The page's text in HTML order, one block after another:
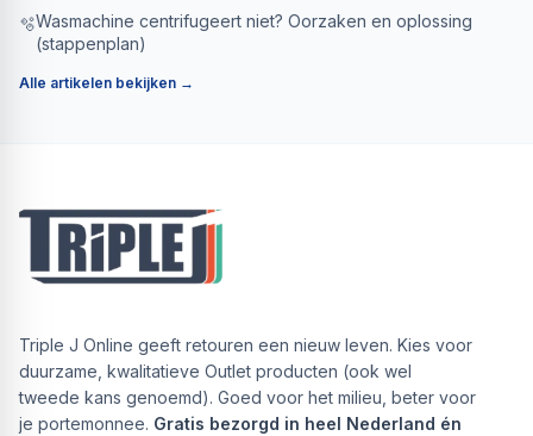
🫧Wasmachine centrifugeert niet? Oorzaken en oplossing
(stappenplan)
Alle artikelen bekijken →
Triple J Online geeft retouren een nieuw leven. Kies voor
duurzame, kwalitatieve Outlet producten (ook wel
tweede kans genoemd). Goed voor het milieu, beter voor
je portemonnee. Gratis bezorgd in heel Nederland én